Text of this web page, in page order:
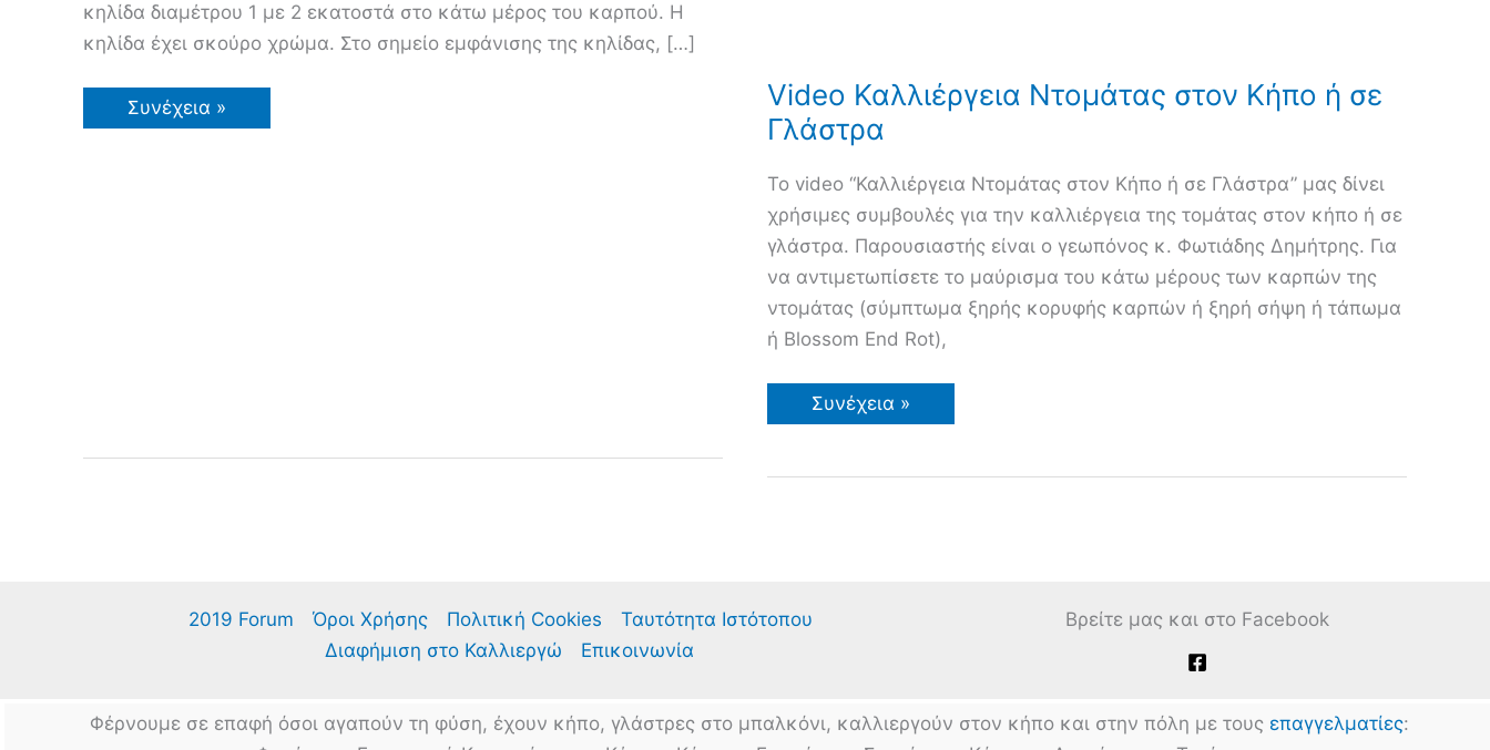
κηλίδα διαμέτρου 1 με 2 εκατοστά στο κάτω μέρος του καρπού. Η
κηλίδα έχει σκούρο χρώμα. Στο σημείο εμφάνισης της κηλίδας, […]
Ασθένεια
Ντομάτας:
Συνέχεια »
Video Καλλιέργεια Ντομάτας στον Κήπο ή σε
Γλάστρα
Το video “Καλλιέργεια Ντομάτας στον Κήπο ή σε Γλάστρα” μας δίνει
χρήσιμες συμβουλές για την καλλιέργεια της τομάτας στον κήπο ή σε
γλάστρα. Παρουσιαστής είναι ο γεωπόνος κ. Φωτιάδης Δημήτρης. Για
να αντιμετωπίσετε το μαύρισμα του κάτω μέρους των καρπών της
ντομάτας (σύμπτωμα ξηρής κορυφής καρπών ή ξηρή σήψη ή τάπωμα
ή Blossom End Rot),
Video
Καλλιέργεια
Κήπο
Συνέχεια »
2019 Forum Όροι Χρήσης Πολιτική Cookies
Ταυτότητα Ιστότοπου
Διαφήμιση στο Καλλιεργώ
Επικοινωνία
Βρείτε μας και στο Facebook
Φέρνουμε σε επαφή όσοι αγαπούν τη φύση, έχουν κήπο, γλάστρες στο μπαλκόνι, καλλιεργούν στον κήπο και στην πόλη με τους επαγγελματίες: